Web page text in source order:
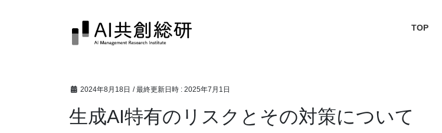
TOP
2024年8月18日 / 最終更新日時 : 2025年7月1日
生成AI特有のリスクとその対策について